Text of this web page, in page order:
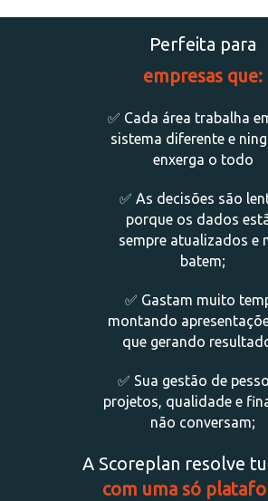
Perfeita para
empresas que:
✅ Cada área trabalha
sistema diferente e
enxerga o todo
✅ As decisões são
porque os dados
sempre atualizados e
batem;
✅ Gastam muito
montando
que gerando
✅ Sua gestão de
projetos, qualidade e
não conversam;
A Scoreplan resolve
com uma só